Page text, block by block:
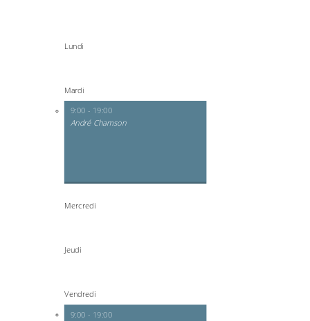
Lundi
Mardi
9:00 - 19:00
André Chamson
Mercredi
Jeudi
Vendredi
9:00 - 19:00